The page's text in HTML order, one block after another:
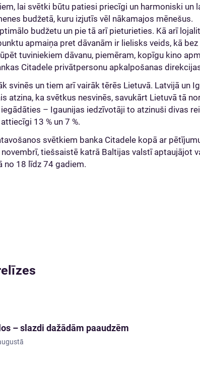
lai svētki būtu patiesi priecīgi un harmoniski un
budžetā, kuru izjutīs vēl nākamajos mēnešus.
budžetu un pie tā arī pieturieties. Kā arī
apmaiņa pret dāvanām ir lielisks veids, kā
tuviniekiem dāvanu, piemēram, kopīgu kino
Citadele privātpersonu apkalpošanas
svinēs un tiem arī vairāk tērēs Lietuvā. Latvijā un
atzina, ka svētkus nesvinēs, savukārt Lietuvā tā
iegādāties – Igaunijas iedzīvotāji to atzinuši divas
13 % un 7 %.
svētkiem banka Citadele kopā ar
tiešsaistē katrā Baltijas valstī aptaujājot
no 18 līdz 74 gadiem.
– slazdi dažādām paaudzēm